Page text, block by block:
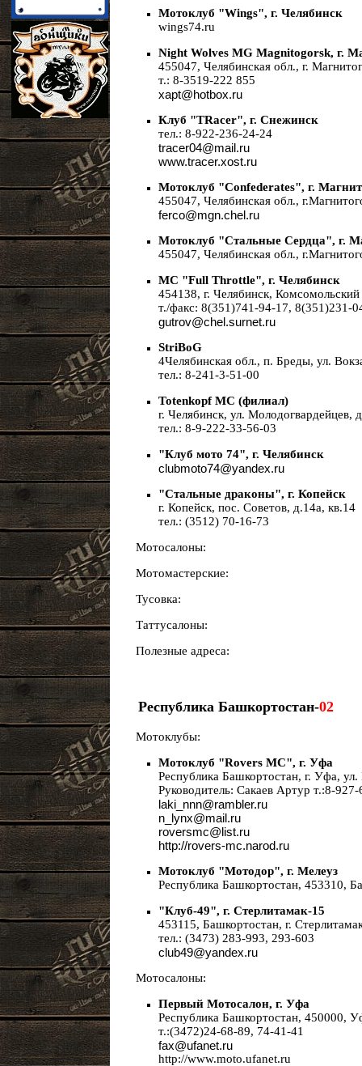
Мотоклуб "Wings", г. Челябинск
wings74.ru
Night Wolves MG Magnitogorsk, г.
455047, Челябинская обл., г.
т.: 8-3519-222 855
xapt@hotbox.ru
Клуб "TRacer", г. Снежинск
тел.: 8-922-236-24-24
tracer04@mail.ru
www.tracer.xost.ru
Мотоклуб "Confederates", г.
455047, Челябинская обл.,
ferco@mgn.chel.ru
Мотоклуб "Стальные Сердца", г.
455047, Челябинская обл.,
MC "Full Throttle", г. Челябинск
454138, г. Челябинск,
т./факс: 8(351)741-94-17, 8(351)231-
gutrov@chel.surnet.ru
StriBoG
4Челябинская обл., п. Бреды, ул.
тел.: 8-241-3-51-00
Totenkopf MC (филиал)
г. Челябинск, ул. Молодогвардейцев,
тел.: 8-9-222-33-56-03
"Клуб мото 74", г. Челябинск
clubmoto74@yandex.ru
"Стальные драконы", г. Копейск
г. Копейск, пос. Советов, д.14а, кв.14
тел.: (3512) 70-16-73
Мотосалоны:
Мотомастерские:
Тусовка:
Таттусалоны:
Полезные адреса:
Республика Башкортостан-02
Мотоклубы:
Мотоклуб "Rovers MC", г. Уфа
Республика Башкортостан, г. Уфа,
Руководитель: Сакаев Артур т.:8-
laki_nnn@rambler.ru
n_lynx@mail.ru
roversmc@list.ru
http://rovers-mc.narod.ru
Мотоклуб "Мотодор", г. Мелеуз
Республика Башкортостан, 453310,
"Клуб-49", г. Стерлитамак-15
453115, Башкортостан, г.
тел.: (3473) 283-993, 293-603
club49@yandex.ru
Мотосалоны:
Первый Мотосалон, г. Уфа
Республика Башкортостан, 450000,
т.:(3472)24-68-89, 74-41-41
fax@ufanet.ru
http://www.moto.ufanet.ru